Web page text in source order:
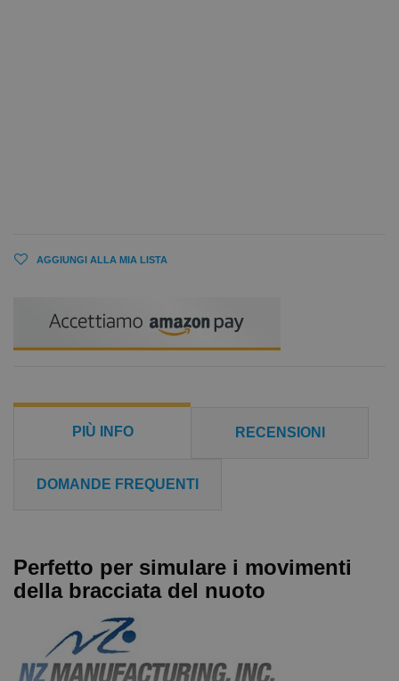
AGGIUNGI ALLA MIA LISTA
PIÙ INFO RECENSIONI
DOMANDE FREQUENTI
Perfetto per simulare i movimenti
della bracciata del nuoto